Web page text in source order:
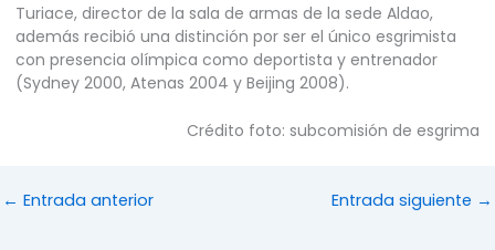
Turiace, director de la sala de armas de la sede Aldao,
además recibió una distinción por ser el único esgrimista
con presencia olímpica como deportista y entrenador
(Sydney 2000, Atenas 2004 y Beijing 2008).
Crédito foto: subcomisión de esgrima
← Entrada anterior Entrada siguiente →